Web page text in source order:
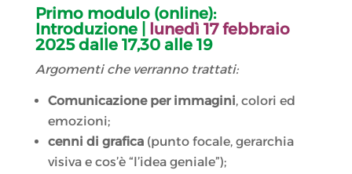
Primo modulo (online):
Introduzione | lunedì 17 febbraio
2025 dalle 17,30 alle 19
Argomenti che verranno trattati:
Comunicazione per immagini, colori ed
emozioni;
cenni di grafica(punto focale, gerarchia
visiva e cos’è “l’idea geniale”);